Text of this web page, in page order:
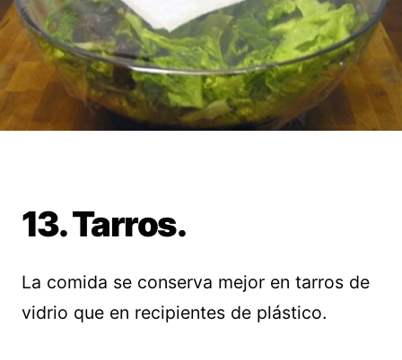
13. Tarros.
La comida se conserva mejor en tarros de
vidrio que en recipientes de plástico.